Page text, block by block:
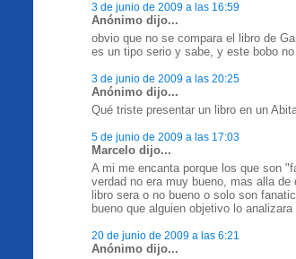
3 de junio de 2009 a las 16:59
Anónimo dijo...
obvio que no se compara el libro de
es un tipo serio y sabe, y este bobo
3 de junio de 2009 a las 20:25
Anónimo dijo...
Qué triste presentar un libro en un
5 de junio de 2009 a las 17:03
Marcelo dijo...
A mi me encanta porque los que son
verdad no era muy bueno, mas alla
libro sera o no bueno o solo son
bueno que alguien objetivo lo analizara
20 de junio de 2009 a las 6:21
Anónimo dijo...